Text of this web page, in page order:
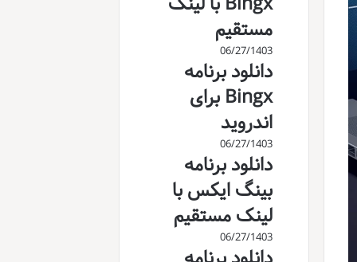
مستقیم
06/27/1403
دانلود برنامه
Bingx برای
اندروید
06/27/1403
دانلود برنامه
بینگ ایکس با
لینک مستقیم
06/27/1403